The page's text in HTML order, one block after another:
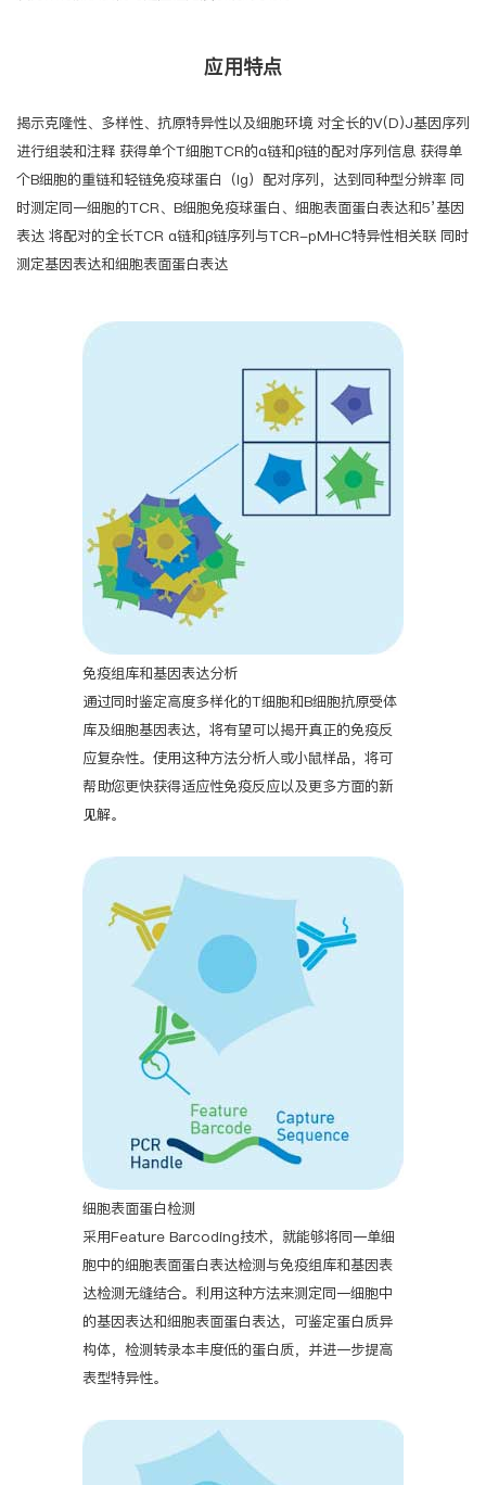
应用特点
揭示克隆性、多样性、抗原特异性以及细胞环境 对全长的V(D)J基因序列
进行组装和注释 获得单个T细胞TCR的α链和β链的配对序列信息 获得单
个B细胞的重链和轻链免疫球蛋白（Ig）配对序列，达到同种型分辨率 同
时测定同一细胞的TCR、B细胞免疫球蛋白、细胞表面蛋白表达和5’基因
表达 将配对的全长TCR α链和β链序列与TCR-pMHC特异性相关联 同时
测定基因表达和细胞表面蛋白表达
免疫组库和基因表达分析
通过同时鉴定高度多样化的T细胞和B细胞抗原受体
库及细胞基因表达，将有望可以揭开真正的免疫反
应复杂性。使用这种方法分析人或小鼠样品，将可
帮助您更快获得适应性免疫反应以及更多方面的新
见解。
细胞表面蛋白检测
采用Feature Barcoding技术，就能够将同一单细
胞中的细胞表面蛋白表达检测与免疫组库和基因表
达检测无缝结合。利用这种方法来测定同一细胞中
的基因表达和细胞表面蛋白表达，可鉴定蛋白质异
构体，检测转录本丰度低的蛋白质，并进一步提高
表型特异性。